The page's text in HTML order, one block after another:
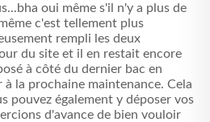
oui même s'il n'y a plus de
c'est tellement plus
rempli les deux
du site et il en restait encore
à côté du dernier bac en
la prochaine maintenance. Cela
pouvez également y déposer vos
d'avance de bien vouloir